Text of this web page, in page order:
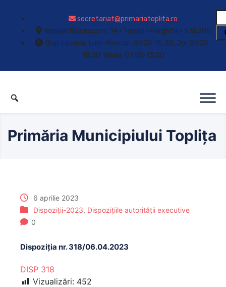
secretariat@primariatoplita.ro
Nicolae Bălcescu nr. 14 • Toplița • Harghita • 535700
Orar casierie: Luni-Miercuri: 07.00-15.30; Joi: 07.00-
18.00; Vineri: 07.00-13.00
Primăria Municipiului Toplița
6 aprilie 2023
Dispoziții-2023, Dispozițiile autorității executive
0
Dispoziția nr. 318/06.04.2023
DISP 318
Vizualizări: 452